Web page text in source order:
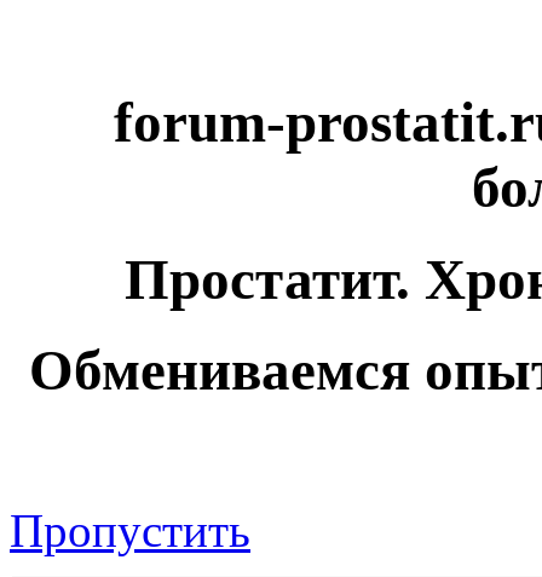
forum-
Простатит.
Обмениваемся
Пропустить